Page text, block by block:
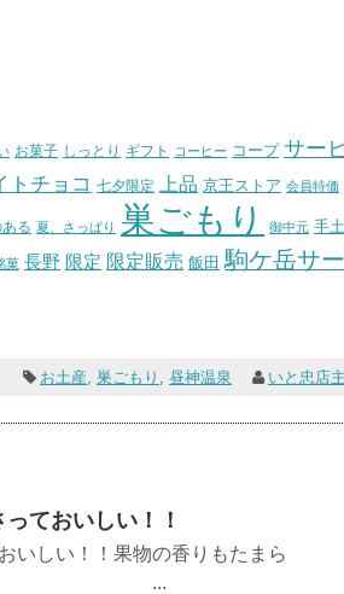
お菓子 しっとり ギフト コーヒー コープ サー
トチョコ 七夕限定 上品 京王ストア 会員特価
る 夏、さっぱり 巣ごもり 御中元 手
菓 長野 限定 限定販売 飯田 駒ケ岳サ
お土産,巣ごもり ,昼神温泉 いと忠店主
ておいしい！！
いしい！！果物の香りもたまら
...